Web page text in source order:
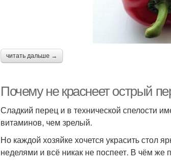
читать дальше →
Почему не краснеет острый
Сладкий перец и в технической спелости
витаминов, чем зрелый.
Но каждой хозяйке хочется украсить стол
неделями и всё никак не поспеет. В чём же